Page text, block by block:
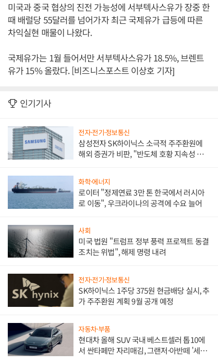
미국과 중국 협상의 진전 가능성에 서부텍사스유가 장중 한
때 배럴당 55달러를 넘어가자 최근 국제유가 급등에 따른
차익실현 매물이 나왔다.
국제유가는 1월 들어서만 서부텍사스유가 18.5%, 브렌트
유가 15% 올랐다. [비즈니스포스트 이상호 기자]
인기기사
전자·전기·정보통신
삼성전자 SK하이닉스 소극적 주주환원에
해외 증권가 비판, "반도체 호황 지속성 의
화학·에너지
로이터 "정제연료 3만 톤 한국에서 러시아
로 이동", 우크라이나의 공격에 수요 늘어
사회
미국 법원 "트럼프 정부 풍력 프로젝트 동결
조치는 위법", 해제 명령 내려
전자·전기·정보통신
SK하이닉스 1주당 375원 현금배당 실시, 추
가 주주환원 계획 9월 공개 예정
자동차·부품
현대차 올해 SUV 국내 베스트셀러 톱10에
서 싼타페만 자리매김, 그랜저·아반떼 '세단